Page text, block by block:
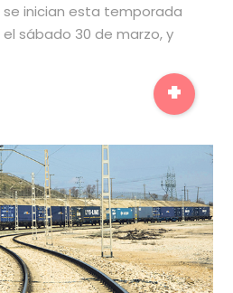
se inician esta temporada
sábado 30 de marzo, y
+